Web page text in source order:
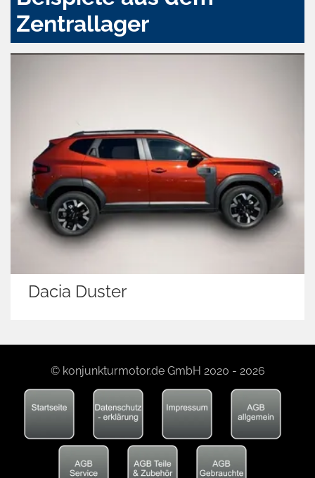
Zentrallager
Dacia Duster
© konjunkturmotor.de GmbH 2020 - 2026